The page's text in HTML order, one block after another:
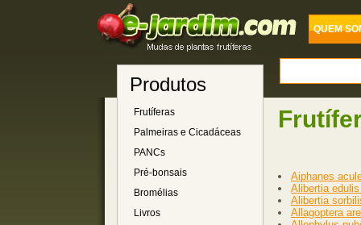
QUEM
Produtos
Frutíferas
Palmeiras e Cicadáceas
PANCs
Pré-bonsais
Bromélias
Livros
Aiphanes
Alibertia
Alibertia
Allagoptera